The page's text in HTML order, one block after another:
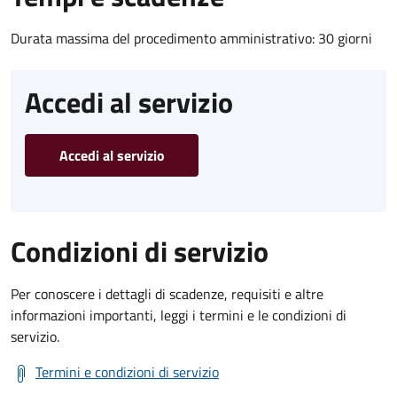
Durata massima del procedimento amministrativo: 30 giorni
Accedi al servizio
Accedi al servizio
Condizioni di servizio
Per conoscere i dettagli di scadenze, requisiti e altre
informazioni importanti, leggi i termini e le condizioni di
servizio.
Termini e condizioni di servizio